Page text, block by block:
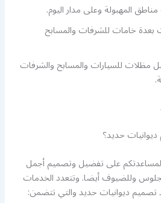
المهبولة وعلى مدار اليوم.
بعدة خامات للشرفات والمسابح
مظلات للسيارات والمسابح والشرفات
حديد؟
على تفضيل وتصميم أجمل
وللضيوف أيضا. وتتعدد الخدمات
تصميم ديوانيات حديد والتي تتضمن: